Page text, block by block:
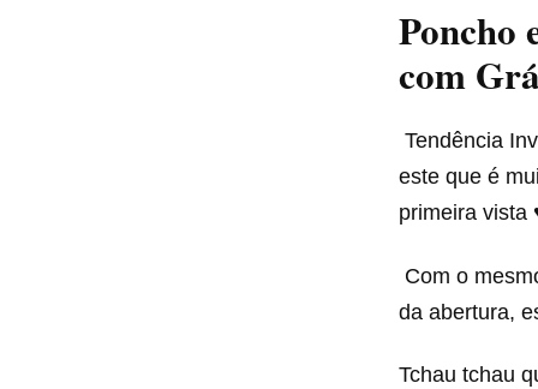
Poncho
com
Tendência
este que é
primeira vista
Com o
da abertura,
Tchau tchau